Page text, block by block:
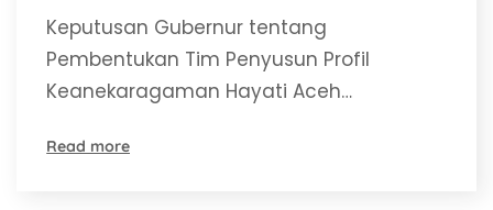
Keputusan Gubernur tentang
Pembentukan Tim Penyusun Profil
Keanekaragaman Hayati Aceh…
Read more